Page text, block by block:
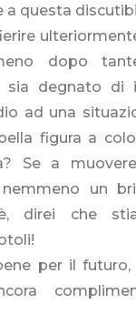
a questa
dopo
sia degnato di
ad una
figura a
Se a
un
direi che
per il